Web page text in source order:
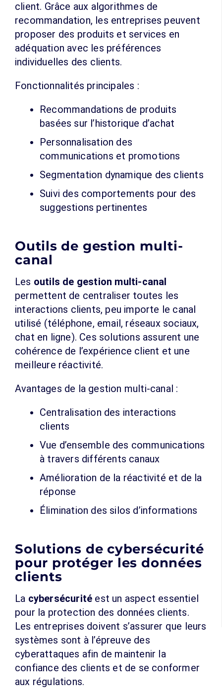
client. Grâce aux algorithmes de
recommandation, les entreprises peuvent
proposer des produits et services en
adéquation avec les préférences
individuelles des clients.
Fonctionnalités principales :
Recommandations de produits
basées sur l’historique d’achat
Personnalisation des
communications et promotions
Segmentation dynamique des clients
Suivi des comportements pour des
suggestions pertinentes
Outils de gestion multi-
canal
Les outils de gestion multi-canal
permettent de centraliser toutes les
interactions clients, peu importe le canal
utilisé (téléphone, email, réseaux sociaux,
chat en ligne). Ces solutions assurent une
cohérence de l’expérience client et une
meilleure réactivité.
Avantages de la gestion multi-canal :
Centralisation des interactions
clients
Vue d’ensemble des communications
à travers différents canaux
Amélioration de la réactivité et de la
réponse
Élimination des silos d’informations
Solutions de cybersécurité
pour protéger les données
clients
La cybersécurité est un aspect essentiel
pour la protection des données clients.
Les entreprises doivent s’assurer que leurs
systèmes sont à l’épreuve des
cyberattaques afin de maintenir la
confiance des clients et de se conformer
aux régulations.